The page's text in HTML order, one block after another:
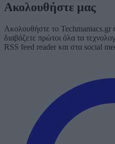
Ακολουθήστε μας
Ακολουθήστε το Techmaniacs.gr
διαβάζετε πρώτοι όλα τα
RSS feed reader και στα social